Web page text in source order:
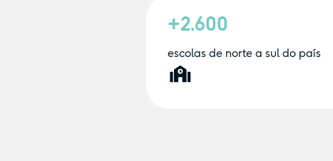
+2.600
escolas de norte a sul do país